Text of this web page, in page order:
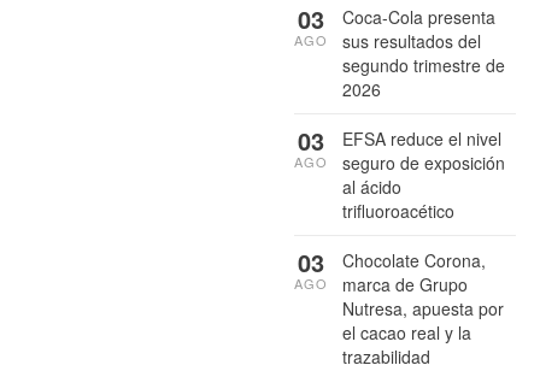
Coca-Cola presenta
sus resultados del
segundo trimestre de
2026
03
AGO
EFSA reduce el nivel
seguro de exposición
al ácido
trifluoroacético
03
AGO
Chocolate Corona,
marca de Grupo
Nutresa, apuesta por
el cacao real y la
trazabilidad
03
AGO